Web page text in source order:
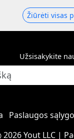
Žiūrėti visas
Užsisakykite
Paslaugos
2026 Yout LLC|